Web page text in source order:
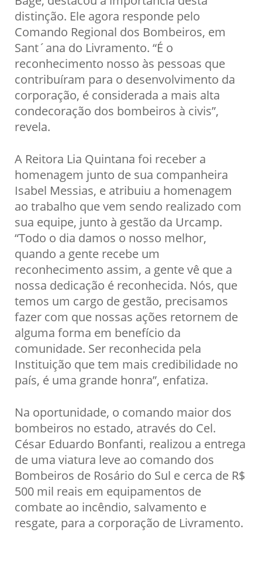
distinção. Ele agora responde pelo
Comando Regional dos Bombeiros, em
Sant´ana do Livramento. “É o
reconhecimento nosso às pessoas que
contribuíram para o desenvolvimento da
corporação, é considerada a mais alta
condecoração dos bombeiros à civis”,
revela.
A Reitora Lia Quintana foi receber a
homenagem junto de sua companheira
Isabel Messias, e atribuiu a homenagem
ao trabalho que vem sendo realizado com
sua equipe, junto à gestão da Urcamp.
“Todo o dia damos o nosso melhor,
quando a gente recebe um
reconhecimento assim, a gente vê que a
nossa dedicação é reconhecida. Nós, que
temos um cargo de gestão, precisamos
fazer com que nossas ações retornem de
alguma forma em benefício da
comunidade. Ser reconhecida pela
Instituição que tem mais credibilidade no
país, é uma grande honra”, enfatiza.
Na oportunidade, o comando maior dos
bombeiros no estado, através do Cel.
César Eduardo Bonfanti, realizou a entrega
de uma viatura leve ao comando dos
Bombeiros de Rosário do Sul e cerca de R$
500 mil reais em equipamentos de
combate ao incêndio, salvamento e
resgate, para a corporação de Livramento.